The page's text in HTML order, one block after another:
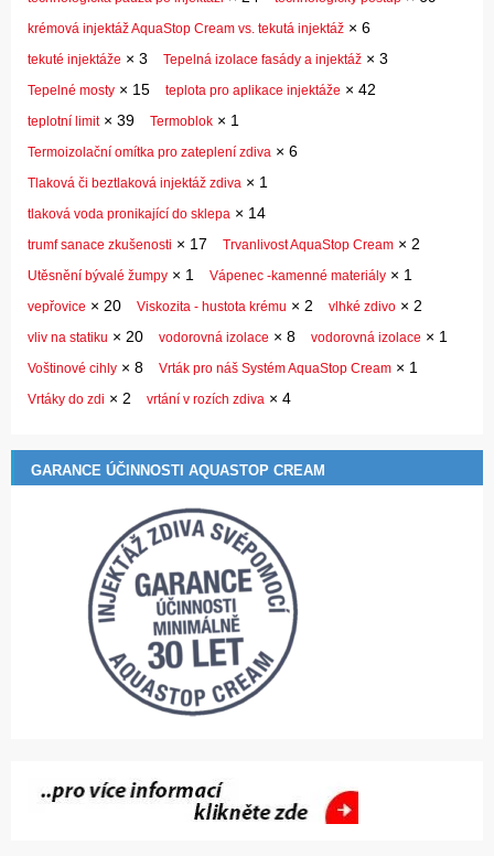
krémová injektáž AquaStop Cream vs. tekutá injektáž × 6
tekuté injektáže × 3 Tepelná izolace fasády a injektáž × 3
Tepelné mosty × 15 teplota pro aplikace injektáže × 42
teplotní limit× 39 Termoblok × 1
Termoizolační omítka pro zateplení zdiva × 6
Tlaková či beztlaková injektáž zdiva × 1
tlaková voda pronikající do sklepa × 14
trumf sanace zkušenosti × 17 Trvanlivost AquaStop Cream × 2
Utěsnění bývalé žumpy × 1 Vápenec -kamenné materiály × 1
vepřovice × 20 Viskozita - hustota krému × 2 vlhké zdivo × 2
vliv na statiku × 20 vodorovná izolace × 8 vodorovná izolace × 1
Voštinové cihly × 8 Vrták pro náš Systém AquaStop Cream × 1
Vrtáky do zdi × 2 vrtání v rozích zdiva × 4
GARANCE ÚČINNOSTI AQUASTOP CREAM